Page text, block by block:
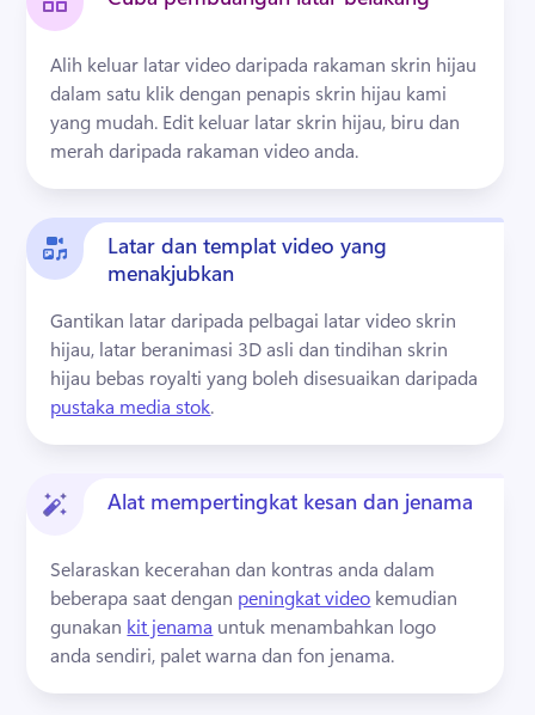
Alih keluar latar video daripada rakaman skrin hijau
dalam satu klik dengan penapis skrin hijau kami
yang mudah. Edit keluar latar skrin hijau, biru dan
merah daripada rakaman video anda.
Latar dan templat video yang
menakjubkan
Gantikan latar daripada pelbagai latar video skrin
hijau, latar beranimasi 3D asli dan tindihan skrin
pustaka media stok.
Alat mempertingkat kesan dan jenama
Selaraskan kecerahan dan kontras anda dalam
beberapa saat dengan peningkat video kemudian
gunakan kit jenama untuk menambahkan logo
anda sendiri, palet warna dan fon jenama.